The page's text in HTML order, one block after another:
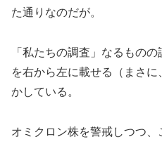
た通りなのだが。
「私たちの調査」なるもの
を右から左に載せる（まさ
かしている。
オミクロン株を警戒しつつ